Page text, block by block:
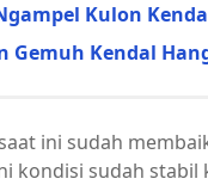
Kulon
Gemuh Kendal
ini sudah
kondisi sudah stabil